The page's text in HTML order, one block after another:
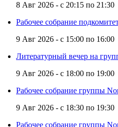
8 Авг 2026 - с 20:15 по 21:30
Рабочее собрание
9 Авг 2026 - с 15:00 по 16:00
Литературный вечер на
9 Авг 2026 - с 18:00 по 19:00
Рабочее собрание группы
9 Авг 2026 - с 18:30 по 19:30
Рабочее собрание группы